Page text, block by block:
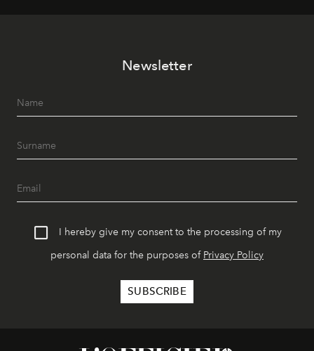
Newsletter
I hereby give my consent to the processing of my
personal data for the purposes of Privacy Policy